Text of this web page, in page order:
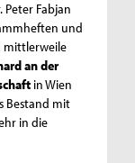
Fabjan
und
mittlerweile
an der
in Wien
Bestand mit
in die